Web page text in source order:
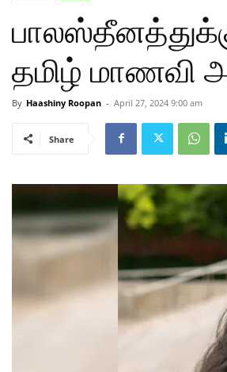
தமிழ் மாணவி
By Haashiny Roopan - April 27, 2024 9:00 am
Share